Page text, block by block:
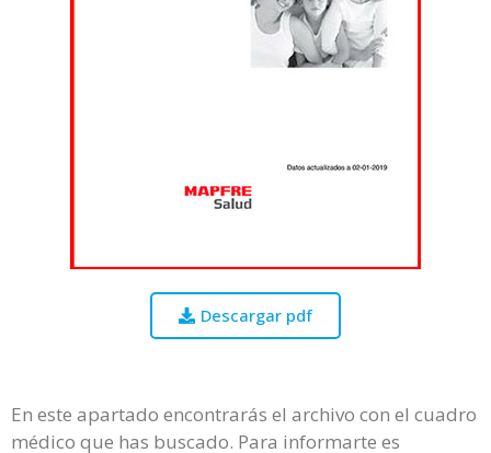
Descargar pdf
En este apartado encontrarás el archivo con el cuadro
médico que has buscado. Para informarte es